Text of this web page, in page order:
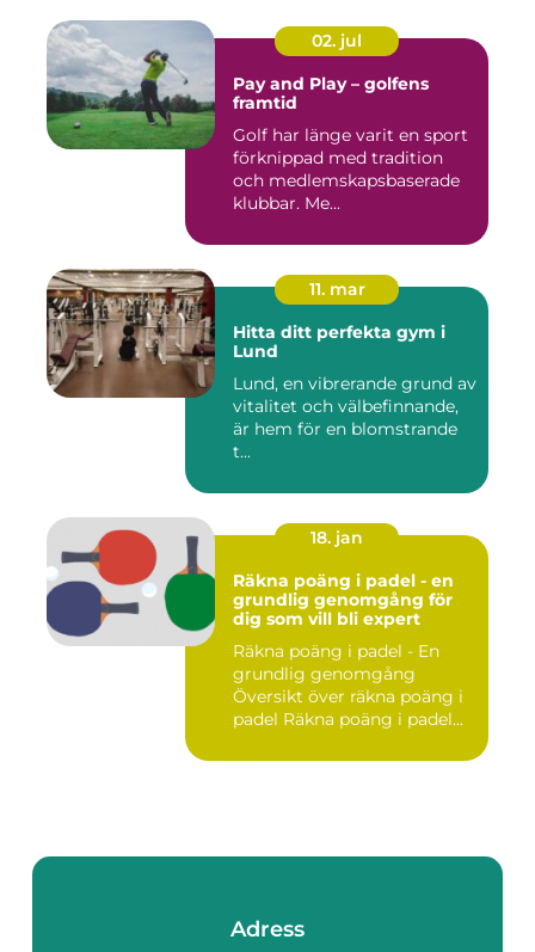
02. jul
Pay and Play – golfens
framtid
Golf har länge varit en sport
förknippad med tradition
och medlemskapsbaserade
klubbar. Me...
11. mar
Hitta ditt perfekta gym i
Lund
Lund, en vibrerande grund av
vitalitet och välbefinnande,
är hem för en blomstrande
t...
18. jan
Räkna poäng i padel - en
grundlig genomgång för
dig som vill bli expert
Räkna poäng i padel - En
grundlig genomgång
Översikt över räkna poäng i
padel Räkna poäng i padel...
Adress